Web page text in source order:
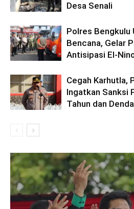
Desa Senali
Polres Bengkulu
Bencana, Gelar
Antisipasi El-
Cegah Karhutla,
Ingatkan Sanksi
Tahun dan